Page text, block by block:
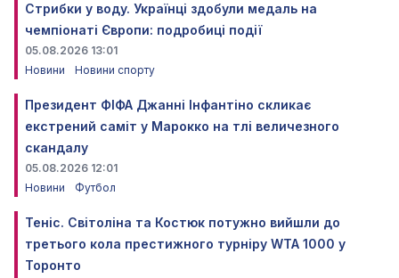
Стрибки у воду. Українці здобули медаль на
чемпіонаті Європи: подробиці події
05.08.2026 13:01
Новини
Новини спорту
Президент ФІФА Джанні Інфантіно скликає
екстрений саміт у Марокко на тлі величезного
скандалу
05.08.2026 12:01
Новини
Футбол
Теніс. Світоліна та Костюк потужно вийшли до
третього кола престижного турніру WTA 1000 у
Торонто